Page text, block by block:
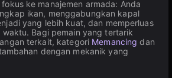
ke manajemen armada: Anda
ikan, menggabungkan kapal
yang lebih kuat, dan memperluas
waktu. Bagi pemain yang tertarik
terkait, kategori Memancing dan
dengan mekanik yang